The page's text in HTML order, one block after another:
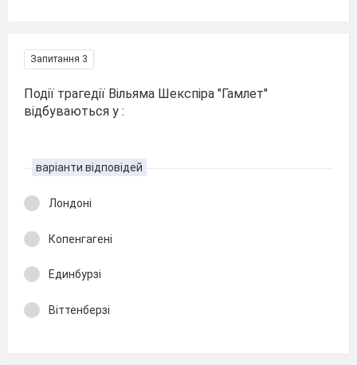
Запитання 3
Події трагедії Вільяма Шекспіра "Гамлет"
відбуваються у :
варіанти відповідей
Лондоні
Копенгагені
Единбурзі
Віттенберзі